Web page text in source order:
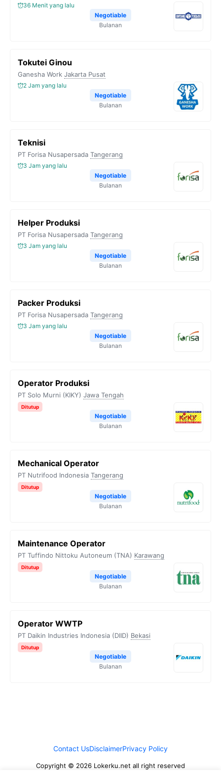
36 Menit yang lalu
Negotiable
Bulanan
Tokutei Ginou
Ganesha Work Jakarta Pusat
2 Jam yang lalu
Negotiable
Bulanan
Teknisi
PT Forisa Nusapersada Tangerang
3 Jam yang lalu
Negotiable
Bulanan
Helper Produksi
PT Forisa Nusapersada Tangerang
3 Jam yang lalu
Negotiable
Bulanan
Packer Produksi
PT Forisa Nusapersada Tangerang
3 Jam yang lalu
Negotiable
Bulanan
Operator Produksi
PT Solo Murni (KIKY) Jawa Tengah
Ditutup
Negotiable
Bulanan
Mechanical Operator
PT Nutrifood Indonesia Tangerang
Ditutup
Negotiable
Bulanan
Maintenance Operator
PT Tuffindo Nittoku Autoneum (TNA) Karawang
Ditutup
Negotiable
Bulanan
Operator WWTP
PT Daikin Industries Indonesia (DIID) Bekasi
Ditutup
Negotiable
Bulanan
Contact UsDisclaimerPrivacy Policy
Copyright © 2026 Lokerku.net all right reserved